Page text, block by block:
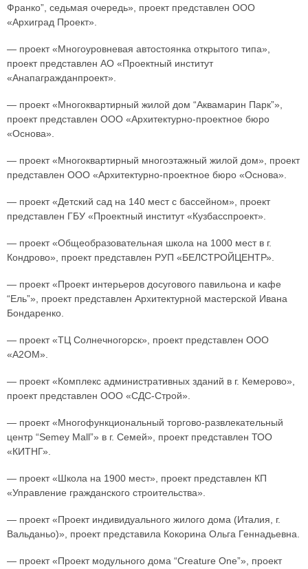
Франко”, седьмая очередь», проект представлен ООО
«Архиград Проект».
— проект «Многоуровневая автостоянка открытого типа»,
проект представлен АО «Проектный институт
«Анапагражданпроект».
— проект «Многоквартирный жилой дом “Аквамарин Парк”»,
проект представлен ООО «Архитектурно-проектное бюро
«Основа».
— проект «Многоквартирный многоэтажный жилой дом», проект
представлен ООО «Архитектурно-проектное бюро «Основа».
— проект «Детский сад на 140 мест с бассейном», проект
представлен ГБУ «Проектный институт «Кузбасспроект».
— проект «Общеобразовательная школа на 1000 мест в г.
Кондрово», проект представлен РУП «БЕЛСТРОЙЦЕНТР».
— проект «Проект интерьеров досугового павильона и кафе
“Ель”», проект представлен Архитектурной мастерской Ивана
Бондаренко.
— проект «ТЦ Солнечногорск», проект представлен ООО
«А2ОМ».
— проект «Комплекс административных зданий в г. Кемерово»,
проект представлен ООО «СДС-Строй».
— проект «Многофункциональный торгово-развлекательный
центр “Semey Mall”» в г. Семей», проект представлен ТОО
«КИТНГ».
— проект «Школа на 1900 мест», проект представлен КП
«Управление гражданского строительства».
— проект «Проект индивидуального жилого дома (Италия, г.
Вальданьо)», проект представила Кокорина Ольга Геннадьевна.
— проект «Проект модульного дома “Creature One”», проект